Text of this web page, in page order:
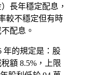
長年穩定配息，
較不穩定但有時
配息。
年的規定是：股
額 8.5%，上限